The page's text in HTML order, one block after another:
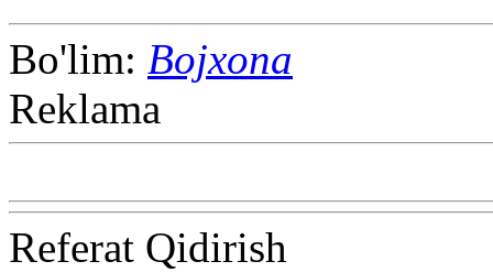
Bo'lim: Bojxona
Reklama
Referat Qidirish